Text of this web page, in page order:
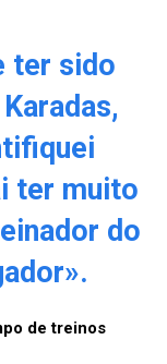
ter sido
ter muito
do
de treinos